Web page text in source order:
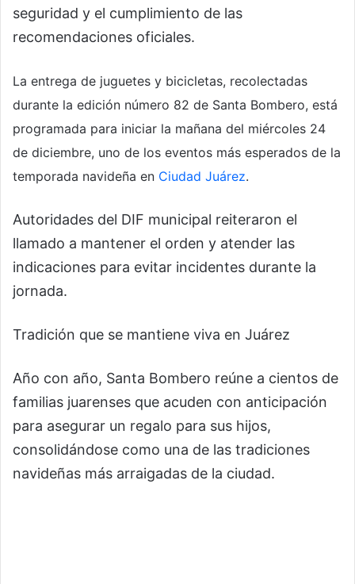
seguridad y el cumplimiento de las
recomendaciones oficiales.
La entrega de juguetes y bicicletas, recolectadas
durante la edición número 82 de Santa Bombero, está
programada para iniciar la mañana del miércoles 24
de diciembre, uno de los eventos más esperados de la
temporada navideña en Ciudad Juárez.
Autoridades del DIF municipal reiteraron el
llamado a mantener el orden y atender las
indicaciones para evitar incidentes durante la
jornada.
Tradición que se mantiene viva en Juárez
Año con año, Santa Bombero reúne a cientos de
familias juarenses que acuden con anticipación
para asegurar un regalo para sus hijos,
consolidándose como una de las tradiciones
navideñas más arraigadas de la ciudad.